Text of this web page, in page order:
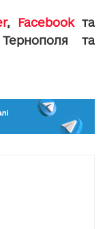
, Facebookта
та